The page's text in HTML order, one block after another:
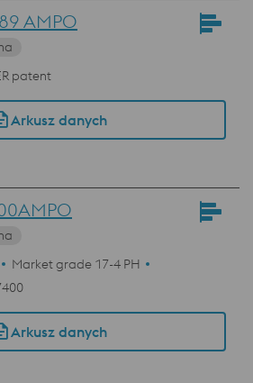
AMPO
patent
Arkusz danych
Market grade 17-4 PH
Arkusz danych